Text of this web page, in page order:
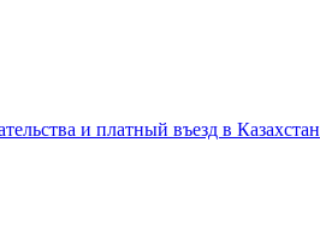
и платный въезд в Казахстан